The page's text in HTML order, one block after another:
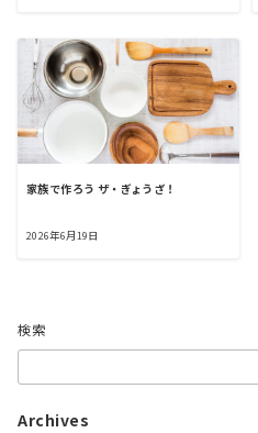
家族で作ろう ザ・ぎょうざ！
2026年6月19日
検索
Archives